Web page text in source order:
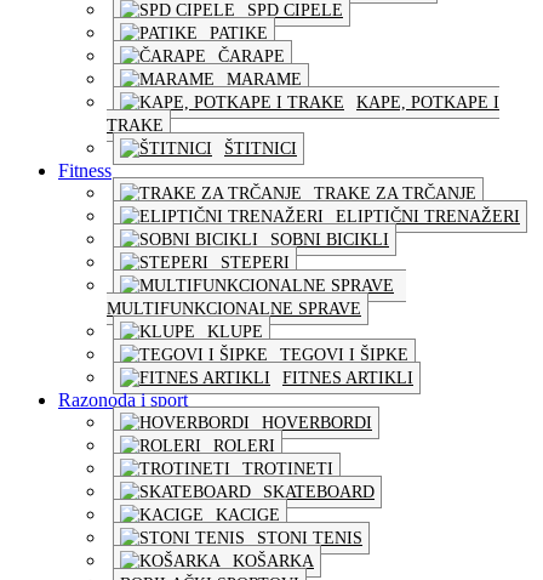
SPD CIPELE
PATIKE
ČARAPE
MARAME
KAPE, POTKAPE I
TRAKE
ŠTITNICI
Fitness
TRAKE ZA TRČANJE
ELIPTIČNI TRENAŽERI
SOBNI BICIKLI
STEPERI
MULTIFUNKCIONALNE SPRAVE
KLUPE
TEGOVI I ŠIPKE
FITNES ARTIKLI
Razonoda i sport
HOVERBORDI
ROLERI
TROTINETI
SKATEBOARD
KACIGE
STONI TENIS
KOŠARKA